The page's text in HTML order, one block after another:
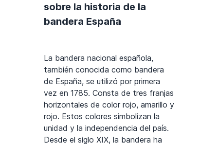
sobre la historia de la
bandera España
La bandera nacional española,
también conocida como bandera
de España, se utilizó por primera
vez en 1785. Consta de tres franjas
horizontales de color rojo, amarillo y
rojo. Estos colores simbolizan la
unidad y la independencia del país.
Desde el siglo XIX, la bandera ha